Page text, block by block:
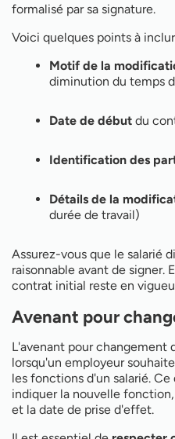
formalisé par sa signature.
Voici quelques points à
Motif de la
diminution du temps
Date de début du
Identification des
Détails de la
durée de travail)
Assurez-vous que le salarié
raisonnable avant de signer.
contrat initial reste en
Avenant pour
L'avenant pour changement
lorsqu'un employeur
les fonctions d'un salarié.
indiquer la nouvelle
et la date de prise d'effet.